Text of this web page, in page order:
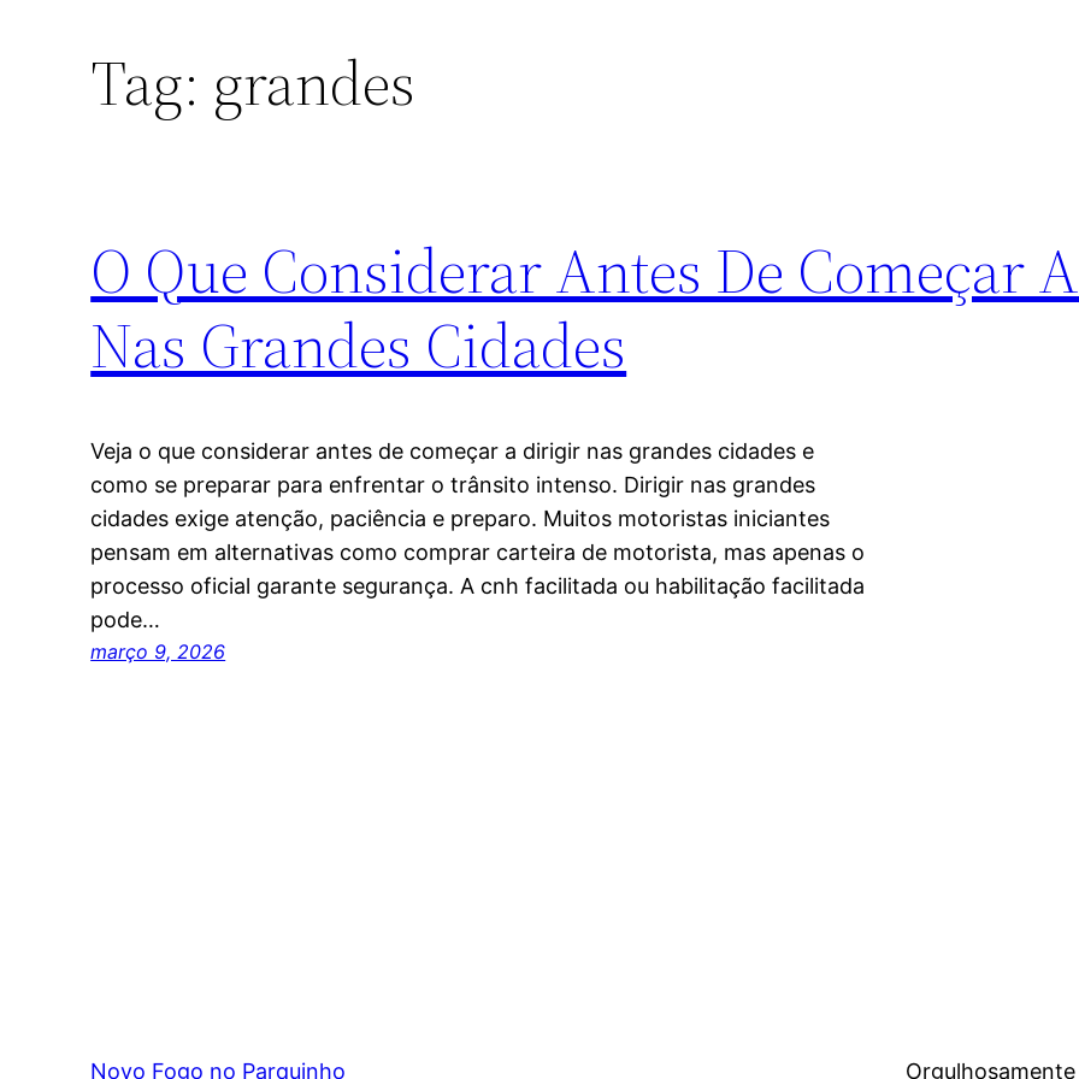
Tag: grandes
O Que Considerar Antes De Começar
Nas Grandes Cidades
Veja o que considerar antes de começar a dirigir nas grandes cidades e
como se preparar para enfrentar o trânsito intenso. Dirigir nas grandes
cidades exige atenção, paciência e preparo. Muitos motoristas iniciantes
pensam em alternativas como comprar carteira de motorista, mas apenas o
processo oficial garante segurança. A cnh facilitada ou habilitação facilitada
pode…
março 9, 2026
Novo Fogo no Parquinho